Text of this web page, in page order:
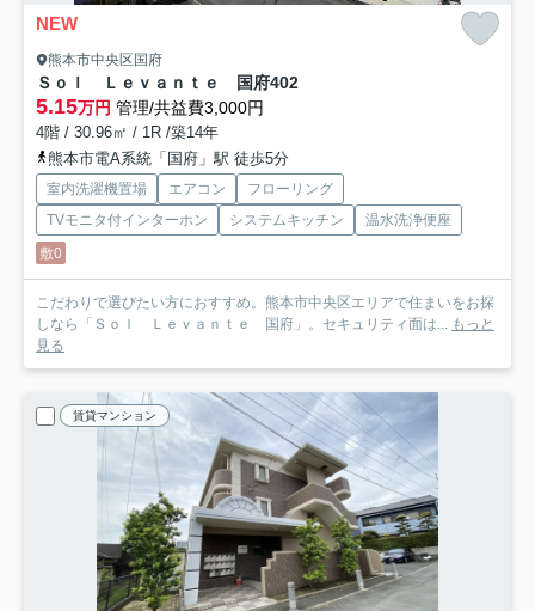
NEW
熊本市中央区国府
Ｓｏｌ Ｌｅｖａｎｔｅ 国府402
5.15万円 管理/共益費3,000円
4階 / 30.96㎡ / 1R /築14年
熊本市電A系統「国府」駅 徒歩5分
室内洗濯機置場 エアコン
フローリング
TVモニタ付インターホン
システムキッチン
温水洗浄便座
敷0
こだわりで選びたい方におすすめ。熊本市中央区エリアで住まいをお探
しなら「Ｓｏｌ Ｌｅｖａｎｔｅ 国府」。セキュリティ面は...
もっと
見る
賃貸マンション